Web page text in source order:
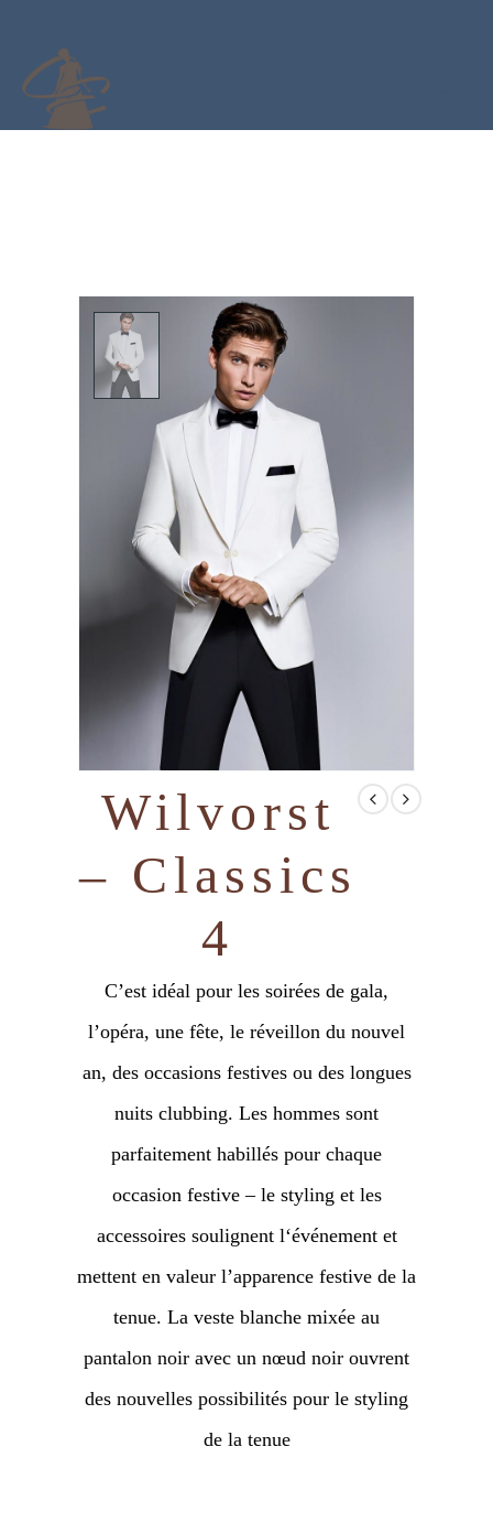
Wilvorst
– Classics
4
C’est idéal pour les soirées de gala,
l’opéra, une fête, le réveillon du nouvel
an, des occasions festives ou des longues
nuits clubbing. Les hommes sont
parfaitement habillés pour chaque
occasion festive – le styling et les
accessoires soulignent l‘événement et
mettent en valeur l’apparence festive de la
tenue. La veste blanche mixée au
pantalon noir avec un nœud noir ouvrent
des nouvelles possibilités pour le styling
de la tenue